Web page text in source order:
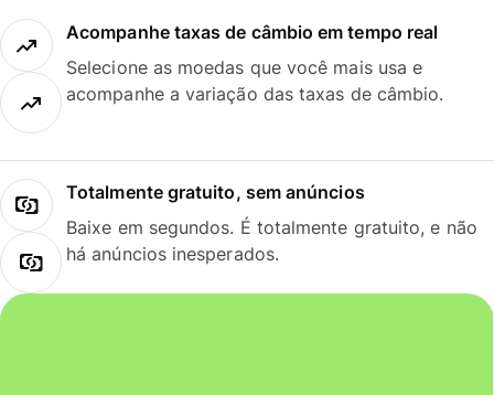
Acompanhe taxas de câmbio em tempo real
Selecione as moedas que você mais usa e
acompanhe a variação das taxas de câmbio.
Totalmente gratuito, sem anúncios
Baixe em segundos. É totalmente gratuito, e não
há anúncios inesperados.